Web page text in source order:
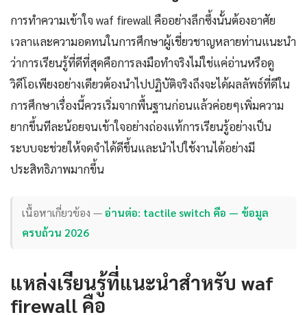
การทำความเข้าใจ waf firewall คืออย่างลึกซึ้งนั้นต้องอาศัย
เวลาและความอดทนในการศึกษาผู้เชี่ยวชาญหลายท่านแนะนำ
ว่าการเรียนรู้ที่ดีที่สุดคือการลงมือทำจริงไม่ใช่แค่อ่านหรือดู
วิดีโอเพียงอย่างเดียวต้องนำไปปฏิบัติจริงถึงจะได้ผลลัพธ์ที่ดีใน
การศึกษาเรื่องนี้ควรเริ่มจากพื้นฐานก่อนแล้วค่อยๆเพิ่มความ
ยากขึ้นทีละน้อยจนเข้าใจอย่างถ่องแท้การเรียนรู้อย่างเป็น
ระบบจะช่วยให้จดจำได้ดีขึ้นและนำไปใช้งานได้อย่างมี
ประสิทธิภาพมากขึ้น
เนื้อหาเกี่ยวข้อง —อ่านต่อ: tactile switch คือ — ข้อมูล
ครบถ้วน 2026
แหล่งเรียนรู้ที่แนะนำสำหรับ waf
firewall คือ